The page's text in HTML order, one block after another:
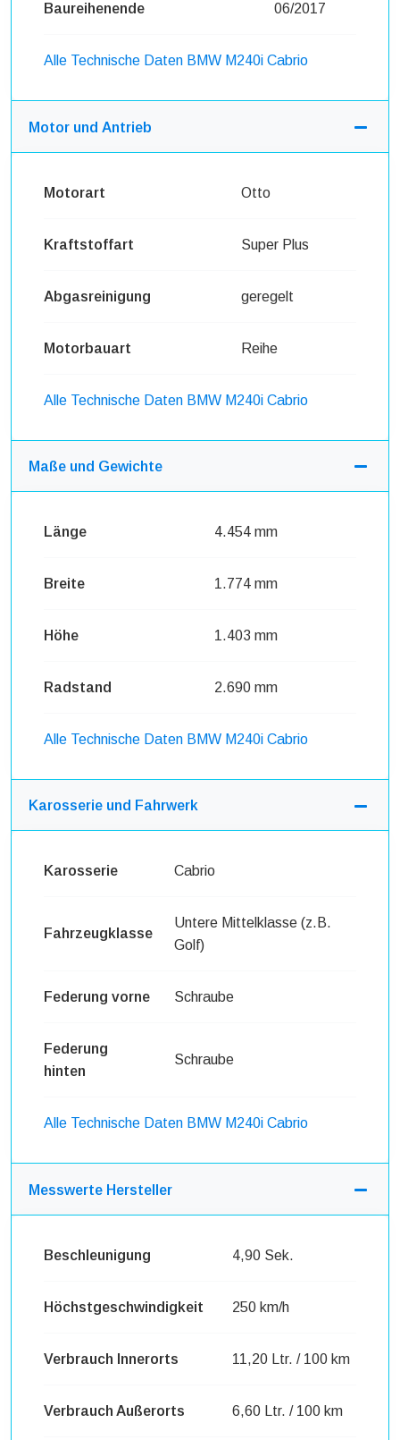
Baureihenende 06/2017
Alle Technische Daten BMW M240i Cabrio
Motor und Antrieb
Motorart Otto
Kraftstoffart Super Plus
Abgasreinigung geregelt
Motorbauart Reihe
Alle Technische Daten BMW M240i Cabrio
Maße und Gewichte
Länge 4.454 mm
Breite 1.774 mm
Höhe 1.403 mm
Radstand 2.690 mm
Alle Technische Daten BMW M240i Cabrio
Karosserie und Fahrwerk
Karosserie Cabrio
Fahrzeugklasse
Untere Mittelklasse (z.B.
Golf)
Federung vorne Schraube
Federung
hinten
Schraube
Alle Technische Daten BMW M240i Cabrio
Messwerte Hersteller
Beschleunigung 4,90 Sek.
Höchstgeschwindigkeit 250 km/h
Verbrauch Innerorts 11,20 Ltr. / 100 km
Verbrauch Außerorts 6,60 Ltr. / 100 km